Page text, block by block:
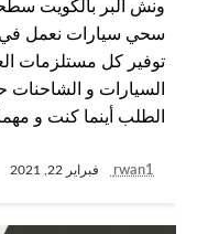
ونش البر بالكويت
سحي سيارات نعمل في
توفير كل مستلزمات
السيارات و الشاحنات
الطلب أينما كنت و
rwan1 فبراير 22, 2021